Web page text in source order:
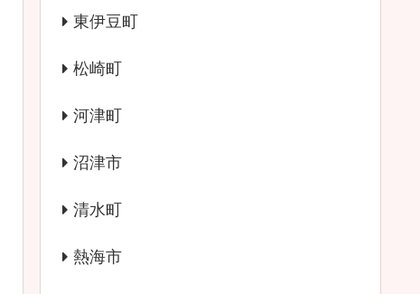
東伊豆町
松崎町
河津町
沼津市
清水町
熱海市